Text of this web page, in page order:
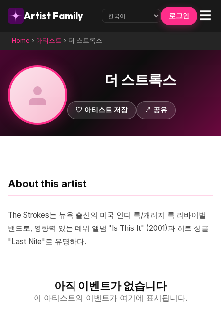
Artist Family 로그인 ☰
Home › 아티스트 › 더 스트록스
더 스트록스
♡ 아티스트 저장 ↗ 공유
About this artist
The Strokes는 뉴욕 출신의 미국 인디 록/개러지 록 리바이벌
밴드로, 영향력 있는 데뷔 앨범 "Is This It" (2001)과 히트 싱글
"Last Nite"로 유명하다.
아직 이벤트가 없습니다
이 아티스트의 이벤트가 여기에 표시됩니다.